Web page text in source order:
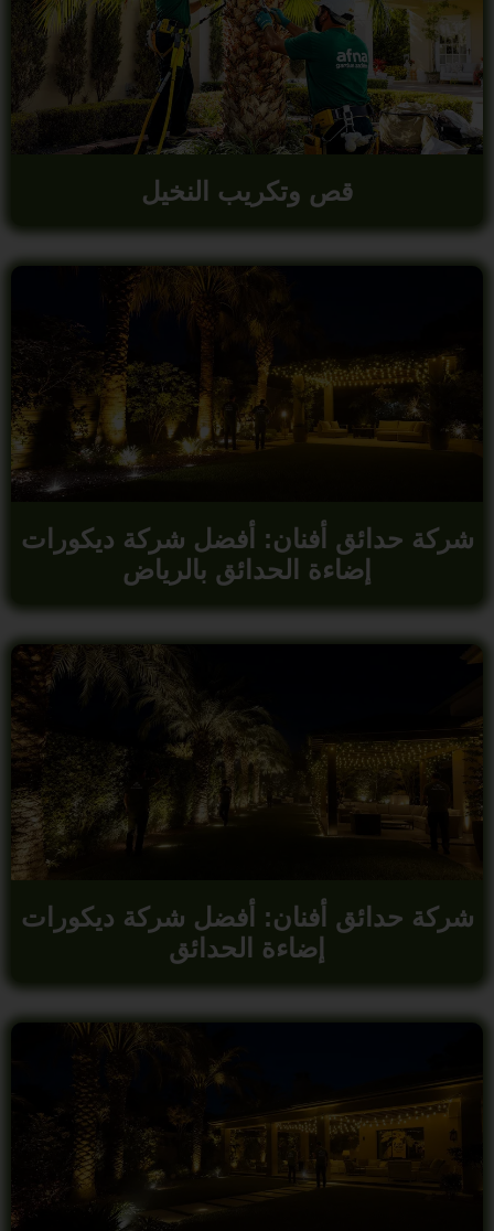
قص وتكريب النخيل
شركة حدائق أفنان: أفضل شركة ديكورات
إضاءة الحدائق بالرياض
شركة حدائق أفنان: أفضل شركة ديكورات
إضاءة الحدائق